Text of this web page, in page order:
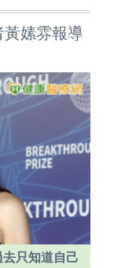
嫊雰報導
只知道自己